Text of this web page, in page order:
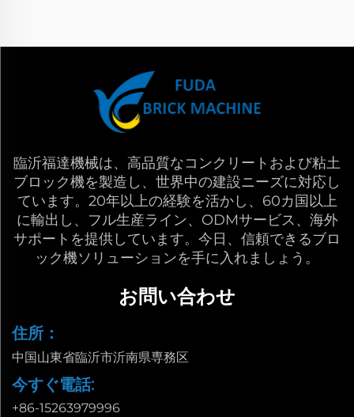
臨沂福達機械は、高品質なコンクリートおよび粘土
ブロック機を製造し、世界中の建設ニーズに対応し
ています。20年以上の経験を活かし、60カ国以上
に輸出し、フル生産ライン、ODMサービス、海外
サポートを提供しています。今日、信頼できるブロ
ック機ソリューションを手に入れましょう。
お問い合わせ
住所：
中国山東省臨沂市沂南県専務区
今すぐ電話:
+86-15263979996